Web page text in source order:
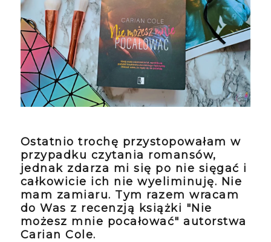
Ostatnio trochę przystopowałam w
przypadku czytania romansów,
jednak zdarza mi się po nie sięgać i
całkowicie ich nie wyeliminuję. Nie
mam zamiaru. Tym razem wracam
do Was z recenzją książki "Nie
możesz mnie pocałować" autorstwa
Carian Cole.